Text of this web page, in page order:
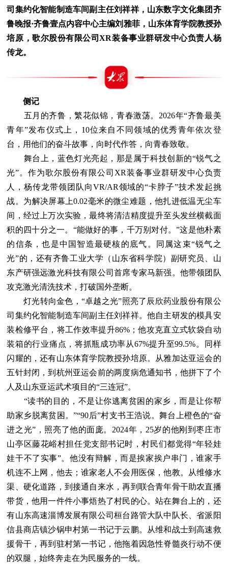
司集约化智能制造车间副主任刘祥祥，山东数字文化集团齐
鲁晚报·齐鲁壹点内容中心主编刘雅菲，山东体育学院教授孙
培原，歌尔股份有限公司XR装备事业群研发中心负责人杨
传龙。
侧记
五月的齐鲁，繁花似锦，青春激荡。2026年“齐鲁最美
青年”发布仪式上，10位来自不同领域的优秀青年依次登
台，用他们的奋斗故事，向时代作答，向青春致敬。
舞台上，蓝色灯光亮起，那是属于科技创新的“锐气之
光”。作为歌尔股份有限公司XR装备事业群研发中心负责
人，杨传龙带领团队向VR/AR领域的“卡脖子”技术发起挑
战。为解决屏幕上0.02毫米的微尘难题，他扎进低温无尘车
间，经过上万次实验，最终将清洁精度提升至头发丝横截面
积的四十分之一。“能做好的事，千万别对付。”这是他朴素
的信条，也是中国智造最硬核的底气。同属这束“锐气之
光”的，还有齐鲁工业大学（山东省科学院）副研究员、山
东产研强远激光科技有限公司首席专家马新强。他带领团队
攻克激光清洗技术，打破国外垄断。
灯光转向金色，“卓越之光”照亮了辰欣药业股份有限公
司集约化智能制造车间副主任刘祥祥。他自主研发的模具安
装检修平台，将工作效率提升86%；他攻克直立式软袋自动
装箱的行业痛点，将抓瓶成功率从67%提升至99.5%。同样
闪耀的，还有山东体育学院教授孙培原。从雅加达亚运会的
五针封闭，到杭州亚运会前的两度病危通知书，他拼下了个
人及山东亚运武术项目的“三连冠”。
“读书的目的，不是让你逃离贫困的家乡，而是让你帮
助家乡脱离贫困。”“90后”村支书王浩说。舞台上橙色的“奋
进之光”，照亮了他的面庞。2024年，25岁的他刚到枣庄市
山亭区藤花峪村担任党支部书记时，村民们都觉得“年轻娃
娃干不了实事”。他没有辩解，而是挨家挨户串门，谁家手
机连不上网，他去；谁家老人不会用医保，他教。从维修水
渠、硬化道路，到接通自来水，再到联合青年骨干助农直播
带货，他用一件件小事焐热了村民的心。站在舞台上的，还
有山东高速淄博发展有限公司桓台路管大队中队长、省派阳
信县商店镇沙锅申村第一书记于云鹏。从维和战士到高速救
援骨干，再到驻村第一书记，他拖着因急性脊髓炎行动不便
的双腿，始终奔走在为民服务的一线。